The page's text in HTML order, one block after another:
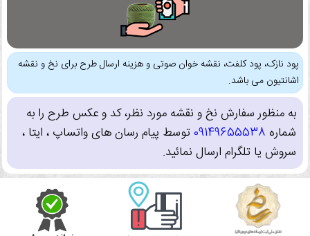
پود نازک، پود کلفت، نقشه خوان صوتی و هزینه ارسال طرح برای نخ و نقشه
اشانتیون می باشد.
به منظور سفارش نخ و نقشه مورد نظر، کد و عکس طرح را به
شماره 09149655538توسط پیام رسان های واتساپ ، ایتا ،
سروش یا تلگرام ارسال نمائید.